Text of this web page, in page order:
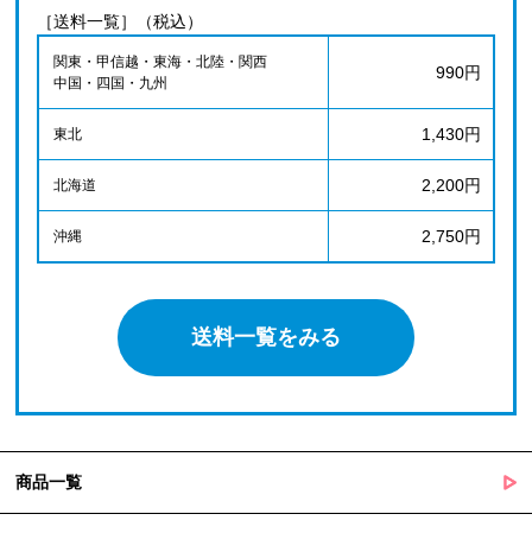
［送料一覧］（税込）
関東・甲信越・東海・北陸・関西
中国・四国・九州
990円
東北 1,430円
北海道 2,200円
沖縄 2,750円
送料一覧をみる
商品一覧